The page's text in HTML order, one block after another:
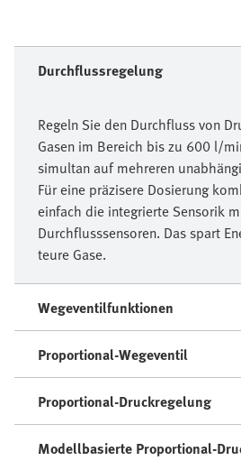
Durchflussregelung
Regeln Sie den Durchfluss von
Gasen im Bereich bis zu 600 l/
simultan auf mehreren
Für eine präzisere Dosierung
einfach die integrierte Sensorik
Durchflusssensoren. Das spart
teure Gase.
Wegeventilfunktionen
Proportional-Wegeventil
Proportional-Druckregelung
Modellbasierte Proportional-